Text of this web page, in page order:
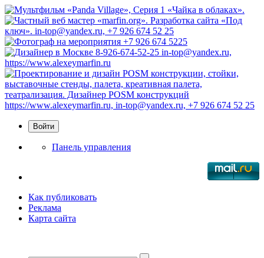
Панель управления
Как публиковать
Реклама
Карта сайта